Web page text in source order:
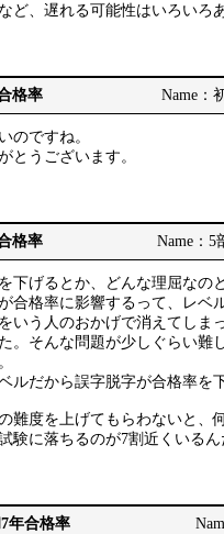
ど、遅れる可能性はいろいろ
格率 Name：
のですね。
とうございます。
格率 Name：
下げるとか、どんな理屈なの
合格率に影響するって、レベ
いう人のおかげで消えてし
。そんな問題が少しぐらい難
ルだから誤字脱字が合格率
難度を上げてもらわないと、
験に落ちるのが7割近くいる
年合格率